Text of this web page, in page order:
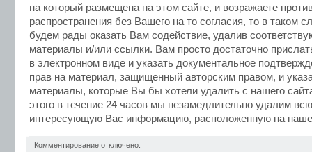
на который размещена на этом сайте, и возражаете
распространения без Вашего на то согласия, то в таком
будем рады оказать Вам содействие, удалив
материалы и/или ссылки. Вам просто достаточно
в электронном виде и указать документальное
прав на материал, защищенный авторским правом, и
материалы, которые Вы бы хотели удалить с нашего
этого в течение 24 часов мы незамедлительно удалим всю
интересующую Вас информацию, расположенную на
Комментирование отключено.